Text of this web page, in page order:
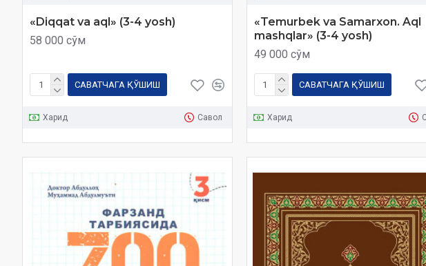
«Diqqat va aql» (3-4 yosh)
58 000 сўм
САВАТЧАГА ҚЎШИШ
Харид Савол
«Temurbek va Samarxon. Aql
mashqlar» (3-4 yosh)
49 000 сўм
САВАТЧАГА ҚЎШИШ
Харид